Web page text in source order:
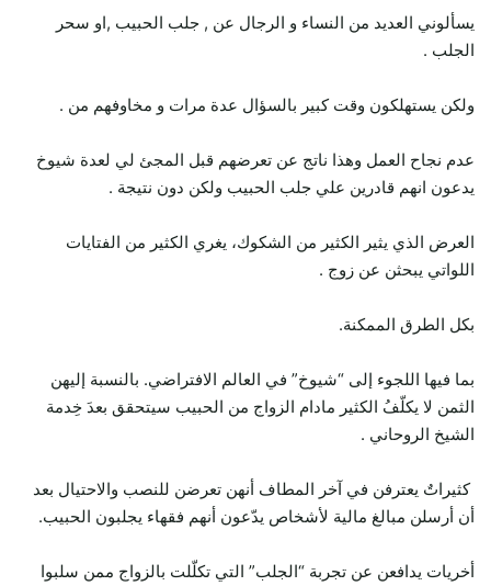
يسألوني العديد من النساء و الرجال عن , جلب الحبيب ,او سحر
الجلب .
ولكن يستهلكون وقت كبير بالسؤال عدة مرات و مخاوفهم من .
عدم نجاح العمل وهذا ناتج عن تعرضهم قبل المجئ لي لعدة شيوخ
يدعون انهم قادرين علي جلب الحبيب ولكن دون نتيجة .
العرض الذي يثير الكثير من الشكوك، يغري الكثير من الفتايات
اللواتي يبحثن عن زوج .
بكل الطرق الممكنة.
بما فيها اللجوء إلى “شيوخ” في العالم الافتراضي. بالنسبة إليهن
الثمن لا يكلّفُ الكثير مادام الزواج من الحبيب سيتحقق بعدَ خِدمة
الشيخ الروحاني .
كثيراتٌ يعترفن في آخر المطاف أنهن تعرضن للنصب والاحتيال بعد
أن أرسلن مبالغ مالية لأشخاص يدّعون أنهم فقهاء يجلبون الحبيب.
أخريات يدافعن عن تجربة “الجلب” التي تكلّلت بالزواج ممن سلبوا